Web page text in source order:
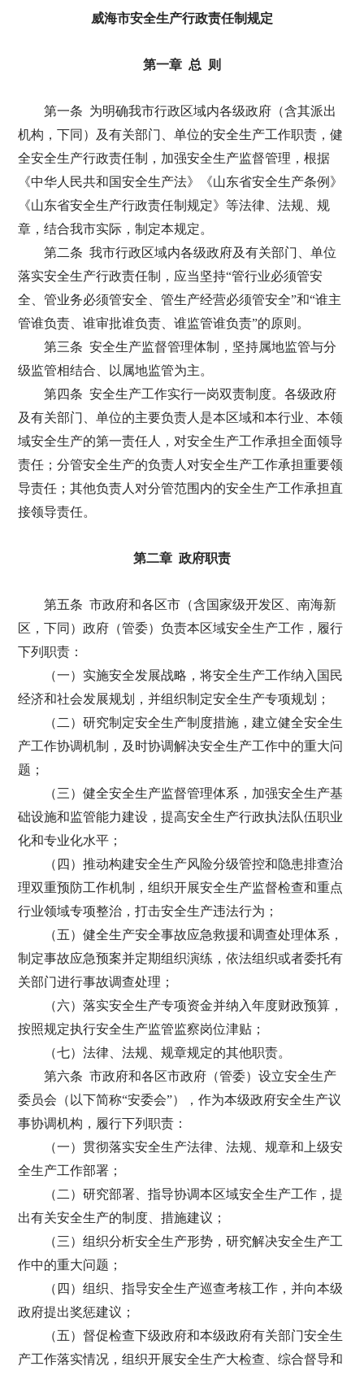
威海市安全生产行政责任制规定
第一章 总 则
第一条 为明确我市行政区域内各级政府（含其派出
机构，下同）及有关部门、单位的安全生产工作职责，健
全安全生产行政责任制，加强安全生产监督管理，根据
《中华人民共和国安全生产法》《山东省安全生产条例》
《山东省安全生产行政责任制规定》等法律、法规、规
章，结合我市实际，制定本规定。
第二条 我市行政区域内各级政府及有关部门、单位
落实安全生产行政责任制，应当坚持“管行业必须管安
全、管业务必须管安全、管生产经营必须管安全”和“谁主
管谁负责、谁审批谁负责、谁监管谁负责”的原则。
第三条 安全生产监督管理体制，坚持属地监管与分
级监管相结合、以属地监管为主。
第四条 安全生产工作实行一岗双责制度。各级政府
及有关部门、单位的主要负责人是本区域和本行业、本领
域安全生产的第一责任人，对安全生产工作承担全面领导
责任；分管安全生产的负责人对安全生产工作承担重要领
导责任；其他负责人对分管范围内的安全生产工作承担直
接领导责任。
第二章 政府职责
第五条 市政府和各区市（含国家级开发区、南海新
区，下同）政府（管委）负责本区域安全生产工作，履行
下列职责：
（一）实施安全发展战略，将安全生产工作纳入国民
经济和社会发展规划，并组织制定安全生产专项规划；
（二）研究制定安全生产制度措施，建立健全安全生
产工作协调机制，及时协调解决安全生产工作中的重大问
题；
（三）健全安全生产监督管理体系，加强安全生产基
础设施和监管能力建设，提高安全生产行政执法队伍职业
化和专业化水平；
（四）推动构建安全生产风险分级管控和隐患排查治
理双重预防工作机制，组织开展安全生产监督检查和重点
行业领域专项整治，打击安全生产违法行为；
（五）健全生产安全事故应急救援和调查处理体系，
制定事故应急预案并定期组织演练，依法组织或者委托有
关部门进行事故调查处理；
（六）落实安全生产专项资金并纳入年度财政预算，
按照规定执行安全生产监管监察岗位津贴；
（七）法律、法规、规章规定的其他职责。
第六条 市政府和各区市政府（管委）设立安全生产
委员会（以下简称“安委会”），作为本级政府安全生产议
事协调机构，履行下列职责：
（一）贯彻落实安全生产法律、法规、规章和上级安
全生产工作部署；
（二）研究部署、指导协调本区域安全生产工作，提
出有关安全生产的制度、措施建议；
（三）组织分析安全生产形势，研究解决安全生产工
作中的重大问题；
（四）组织、指导安全生产巡查考核工作，并向本级
政府提出奖惩建议；
（五）督促检查下级政府和本级政府有关部门安全生
产工作落实情况，组织开展安全生产大检查、综合督导和